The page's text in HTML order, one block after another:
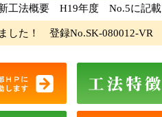
工法概要 H19年度 No.5に記載
した！ 登録No.SK-080012-VR